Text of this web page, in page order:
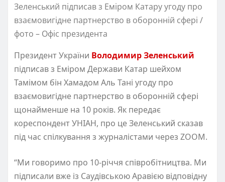
Зеленський підписав з Еміром Катару угоду про
взаємовигідне партнерство в оборонній сфері /
фото – Офіс президента
Президент України Володимир Зеленський
підписав з Еміром Держави Катар шейхом
Тамімом бін Хамадом Аль Тані угоду про
взаємовигідне партнерство в оборонній сфері
щонайменше на 10 років. Як передає
кореспондент УНІАН, про це Зеленський сказав
під час спілкування з журналістами через ZOOM.
“Ми говоримо про 10-річчя співробітництва. Ми
підписали вже із Саудівською Аравією відповідну